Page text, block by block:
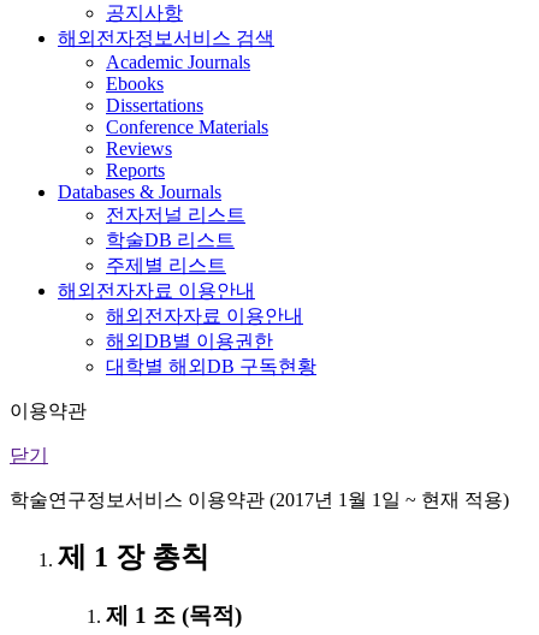
공지사항
해외전자정보서비스 검색
Academic Journals
Ebooks
Dissertations
Conference Materials
Reviews
Reports
Databases & Journals
전자저널 리스트
학술DB 리스트
주제별 리스트
해외전자자료 이용안내
해외전자자료 이용안내
해외DB별 이용권한
대학별 해외DB 구독현황
이용약관
닫기
학술연구정보서비스 이용약관 (2017년 1월 1일 ~ 현재 적용)
제 1 장 총칙
제 1 조 (목적)